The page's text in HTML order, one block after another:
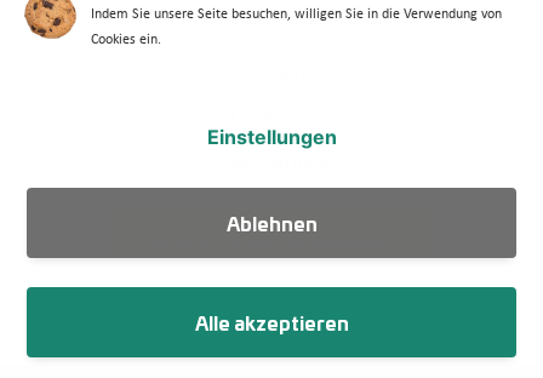
Footer Menü 2 (WdKA 26)
Archiv
Indem Sie unsere Seite besuchen, willigen Sie in die Verwendung von
Cookies ein.
Ablehnen
Einstellungen
Alle akzeptieren